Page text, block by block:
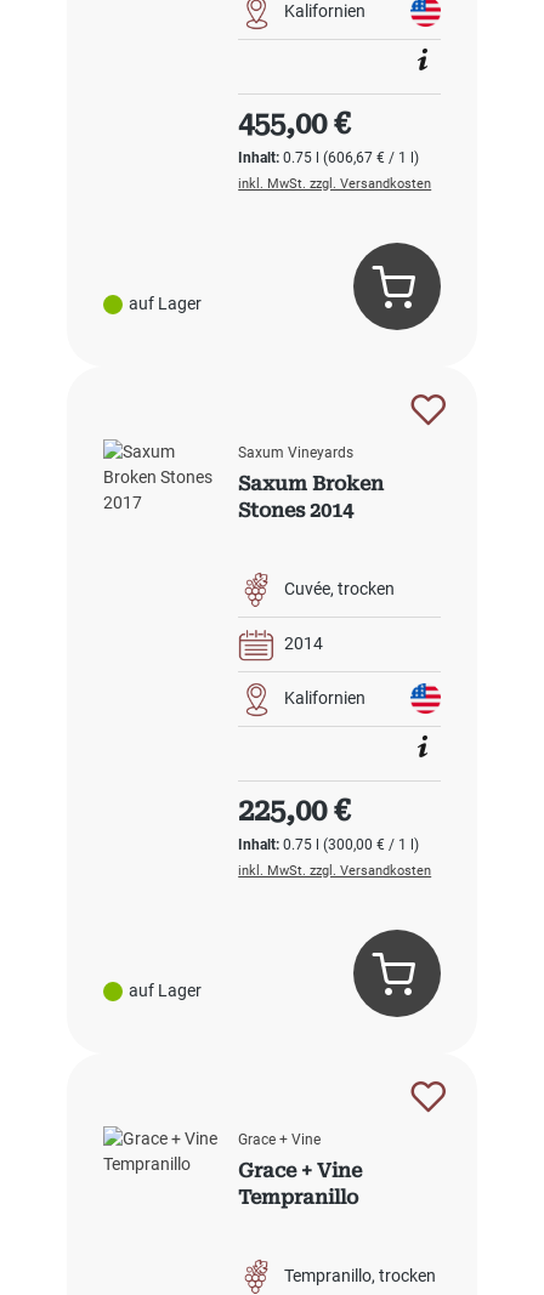
auf Lager
Kalifornien
Inhalt:0.75 l(606,67 € / 1 l)
Regulärer Preis:
455,00 €
inkl. MwSt. zzgl. Versandkosten
auf Lager
Saxum Vineyards
Saxum Broken
Stones 2014
Cuvée trocken
2014
Kalifornien
Inhalt:0.75 l(300,00 € / 1 l)
Regulärer Preis:
225,00 €
inkl. MwSt. zzgl. Versandkosten
Grace + Vine
Grace + Vine
Tempranillo
Tempranillo trocken